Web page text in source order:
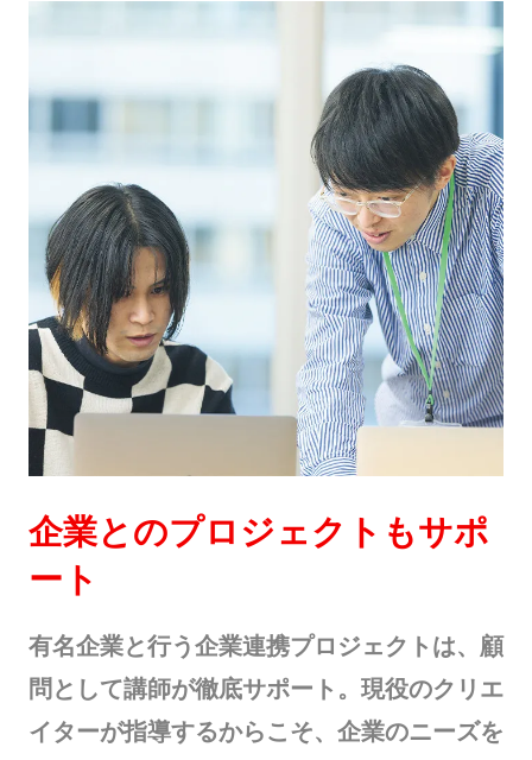
企業とのプロジェクトもサポ
ート
有名企業と行う企業連携プロジェクトは、顧
問として講師が徹底サポート。現役のクリエ
イターが指導するからこそ、企業のニーズを